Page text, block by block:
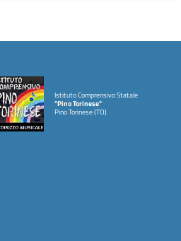
Istituto Comprensivo Statale
"Pino Torinese"
Pino Torinese (TO)